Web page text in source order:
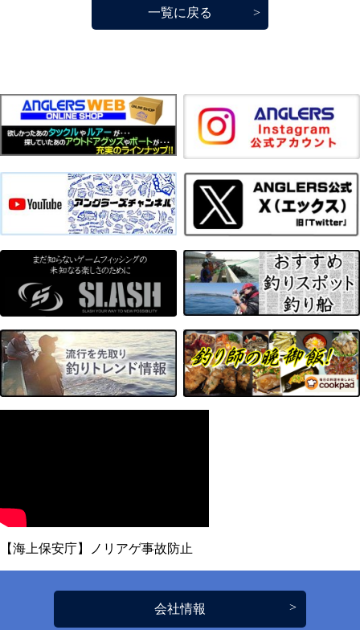
一覧に戻る
【海上保安庁】ノリアゲ事故防止
会社情報